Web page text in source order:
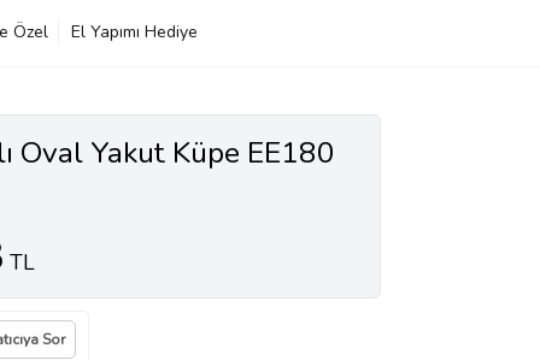
Özel El Yapımı Hediye
Oval Yakut Küpe EE180
TL
Sor